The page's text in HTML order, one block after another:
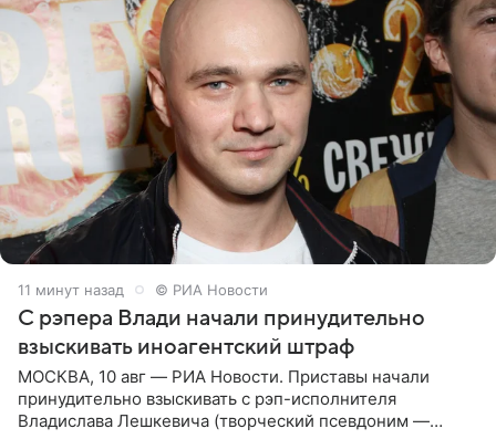
11 минут назад © РИА Новости
С рэпера Влади начали принудительно
взыскивать иноагентский штраф
МОСКВА, 10 авг — РИА Новости. Приставы начали
принудительно взыскивать с рэп-исполнителя
Владислава Лешкевича (творческий псевдоним —